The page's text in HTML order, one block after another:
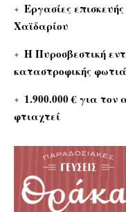
Εργασίες
Χαϊδαρίου
Η Πυροσβεστική
καταστροφικής
1.900.000 € για τον
φτιαχτεί